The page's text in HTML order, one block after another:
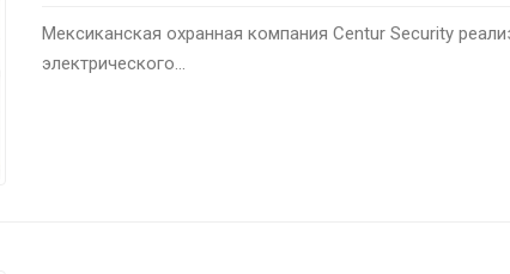
Мексиканская охранная компания Centur Security
электрического...